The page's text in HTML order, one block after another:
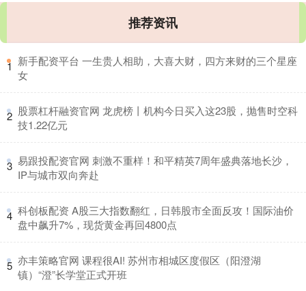
推荐资讯
1 ​新手配资平台 一生贵人相助，大喜大财，四方来财的三个星座
女
2 ​股票杠杆融资官网 龙虎榜丨机构今日买入这23股，抛售时空科
技1.22亿元
3 ​易跟投配资官网 刺激不重样！和平精英7周年盛典落地长沙，
IP与城市双向奔赴
4 ​科创板配资 A股三大指数翻红，日韩股市全面反攻！国际油价
盘中飙升7%，现货黄金再回4800点
5 ​亦丰策略官网 课程很AI! 苏州市相城区度假区（阳澄湖
镇）“澄”长学堂正式开班